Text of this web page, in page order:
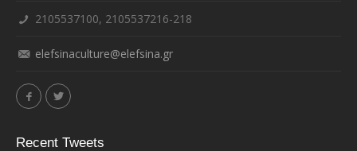
2105537100, 2105537216-218
elefsinaculture@elefsina.gr
Recent Tweets